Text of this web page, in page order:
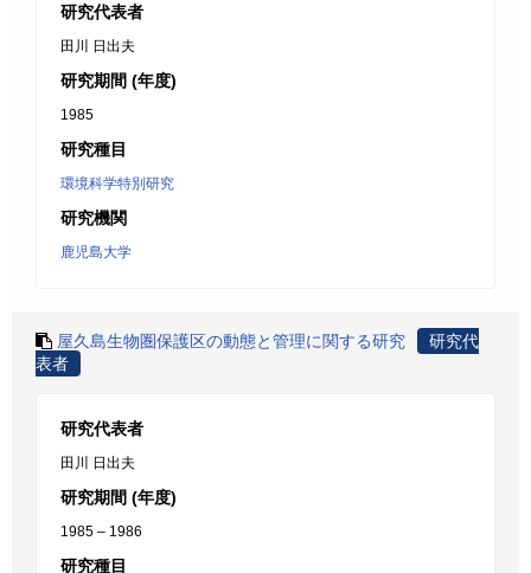
研究代表者
田川 日出夫
研究期間 (年度)
1985
研究種目
環境科学特別研究
研究機関
鹿児島大学
屋久島生物圏保護区の動態と管理に関する研究
研究代
表者
研究代表者
田川 日出夫
研究期間 (年度)
1985 – 1986
研究種目